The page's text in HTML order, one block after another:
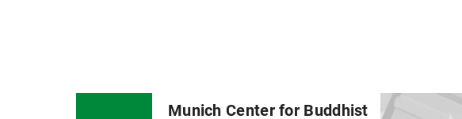
Munich Center for Buddhist